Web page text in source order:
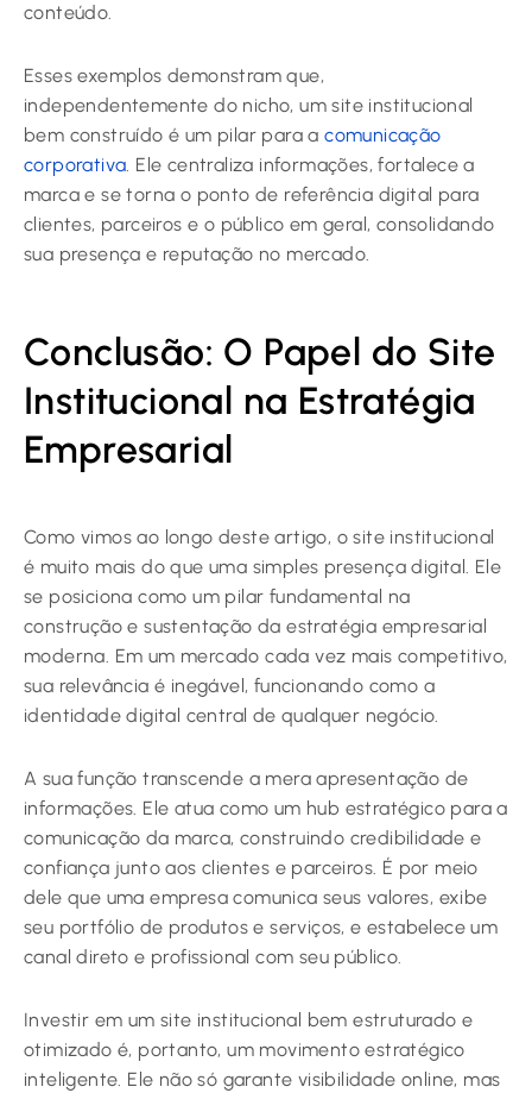
conteúdo.
Esses exemplos demonstram que,
independentemente do nicho, um site institucional
bem construído é um pilar para acomunicação
corporativa. Ele centraliza informações, fortalece a
marca e se torna o ponto de referência digital para
clientes, parceiros e o público em geral, consolidando
sua presença e reputação no mercado.
Conclusão: O Papel do Site
Institucional na Estratégia
Empresarial
Como vimos ao longo deste artigo, o site institucional
é muito mais do que uma simples presença digital. Ele
se posiciona como um pilar fundamental na
construção e sustentação da estratégia empresarial
moderna. Em um mercado cada vez mais competitivo,
sua relevância é inegável, funcionando como a
identidade digital central de qualquer negócio.
A sua função transcende a mera apresentação de
informações. Ele atua como um hub estratégico para a
comunicação da marca, construindo credibilidade e
confiança junto aos clientes e parceiros. É por meio
dele que uma empresa comunica seus valores, exibe
seu portfólio de produtos e serviços, e estabelece um
canal direto e profissional com seu público.
Investir em um site institucional bem estruturado e
otimizado é, portanto, um movimento estratégico
inteligente. Ele não só garante visibilidade online, mas